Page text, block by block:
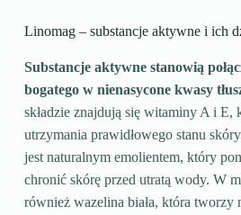
Linomag – substancje aktywne i ich
Substancje aktywne stanowią
bogatego w nienasycone kwasy
składzie znajdują się witaminy A i E,
utrzymania prawidłowego stanu
jest naturalnym emolientem, który
chronić skórę przed utratą wody. W
również wazelina biała, która tworzy